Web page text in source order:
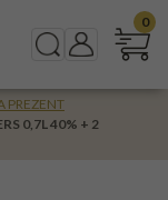
SzukajPanel
0
PREZENT
0,7L 40% + 2